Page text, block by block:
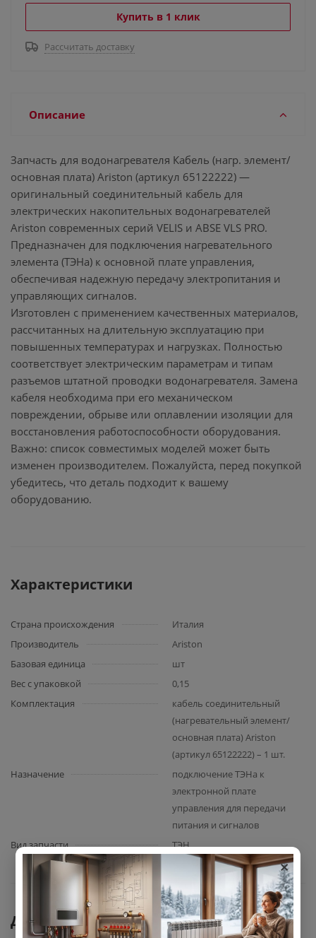
Купить в 1 клик
Рассчитать доставку
Описание
Запчасть для водонагревателя Кабель (нагр. элемент/
основная плата) Ariston (артикул 65122222) —
оригинальный соединительный кабель для
электрических накопительных водонагревателей
Ariston современных серий VELIS и ABSE VLS PRO.
Предназначен для подключения нагревательного
элемента (ТЭНа) к основной плате управления,
обеспечивая надежную передачу электропитания и
управляющих сигналов.
Изготовлен с применением качественных материалов,
рассчитанных на длительную эксплуатацию при
повышенных температурах и нагрузках. Полностью
соответствует электрическим параметрам и типам
разъемов штатной проводки водонагревателя. Замена
кабеля необходима при его механическом
повреждении, обрыве или оплавлении изоляции для
восстановления работоспособности оборудования.
Важно: список совместимых моделей может быть
изменен производителем. Пожалуйста, перед покупкой
убедитесь, что деталь подходит к вашему
оборудованию.
Характеристики
Страна происхождения
Италия
Производитель
Ariston
Базовая единица
шт
Вес с упаковкой
0,15
Комплектация
кабель соединительный
(нагревательный элемент/
основная плата) Ariston
(артикул 65122222) – 1 шт.
Назначение
подключение ТЭНа к
электронной плате
управления для передачи
питания и сигналов
Вид запчасти
ТЭН
Документы
×